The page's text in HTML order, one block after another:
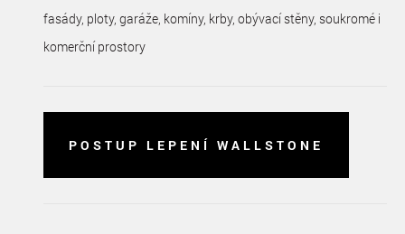
fasády, ploty, garáže, komíny, krby, obývací stěny, soukromé i
komerční prostory
POSTUP LEPENÍ WALLSTONE